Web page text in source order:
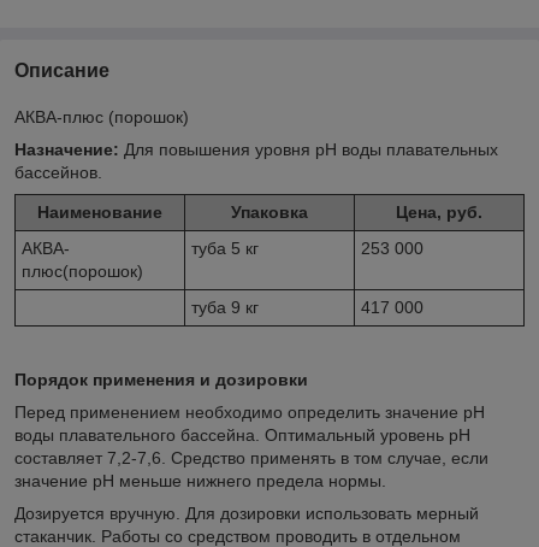
Описание
АКВА-плюс (порошок)
Назначение: Для повышения уровня pH воды плавательных
бассейнов.
Наименование Упаковка
Цена, руб.
АКВА-
плюс(порошок)
туба 5 кг 253 000
туба 9 кг 417 000
Порядок применения и дозировки
Перед применением необходимо определить значение pH
воды плавательного бассейна. Оптимальный уровень pH
составляет 7,2-7,6. Средство применять в том случае, если
значение pH меньше нижнего предела нормы.
Дозируется вручную. Для дозировки использовать мерный
стаканчик. Работы со средством проводить в отдельном